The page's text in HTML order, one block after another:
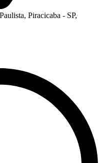
Piracicaba - SP,